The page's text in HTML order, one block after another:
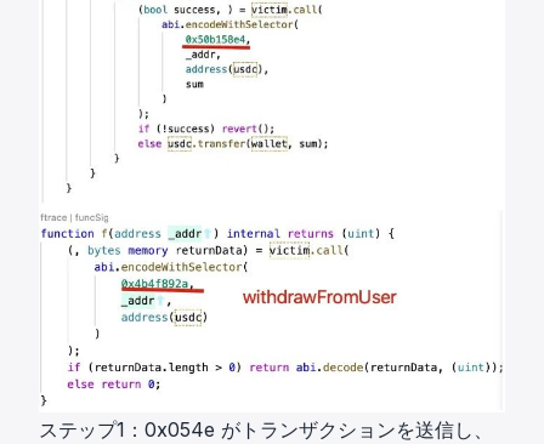
ステップ1：0x054e がトランザクションを送信し、